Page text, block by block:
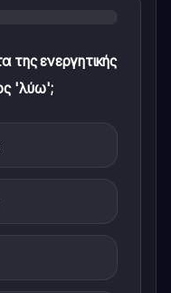
της ενεργητικής
'λύω';